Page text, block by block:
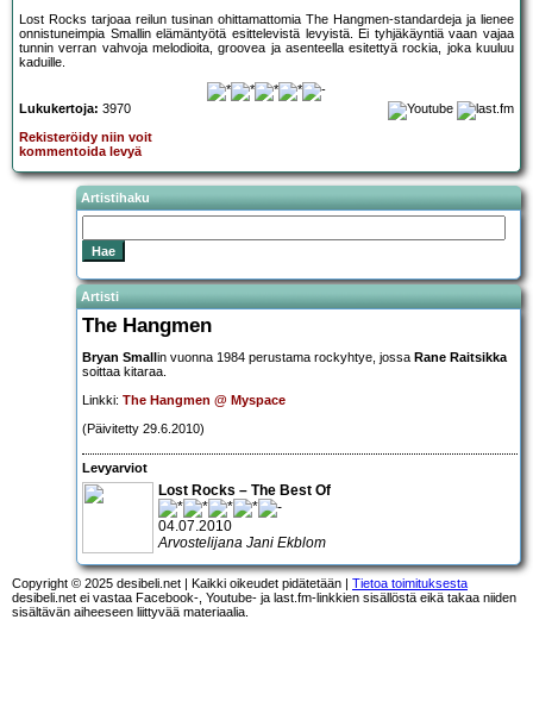
Lost Rocks tarjoaa reilun tusinan ohittamattomia The Hangmen-standardeja ja lienee
onnistuneimpia Smallin elämäntyötä esittelevistä levyistä. Ei tyhjäkäyntiä vaan vajaa
tunnin verran vahvoja melodioita, groovea ja asenteella esitettyä rockia, joka kuuluu
kaduille.
Lukukertoja: 3970
Rekisteröidy niin voit
kommentoida levyä
Artistihaku
Artisti
The Hangmen
Bryan Smallin vuonna 1984 perustama rockyhtye, jossa Rane Raitsikka
soittaa kitaraa.
Linkki: The Hangmen @ Myspace
(Päivitetty 29.6.2010)
Levyarviot
Lost Rocks – The Best Of
04.07.2010
Arvostelijana Jani Ekblom
Copyright © 2025 desibeli.net | Kaikki oikeudet pidätetään | Tietoa toimituksesta
desibeli.net ei vastaa Facebook-, Youtube- ja last.fm-linkkien sisällöstä eikä takaa niiden
sisältävän aiheeseen liittyvää materiaalia.